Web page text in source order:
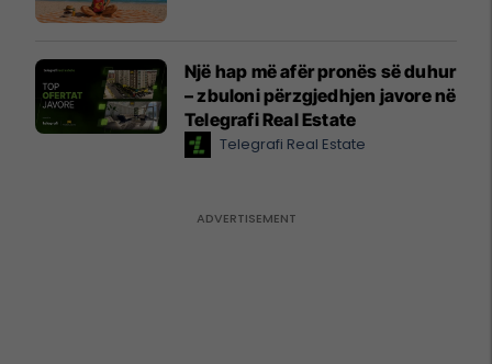
Një hap më afër pronës së duhur
– zbuloni përzgjedhjen javore në
Telegrafi Real Estate
Telegrafi Real Estate